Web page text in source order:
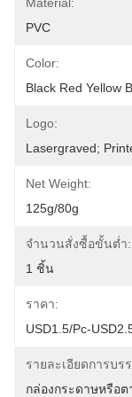
PVC
Color:
Black Red Yellow
Logo:
Lasergraved;
Net Weight:
125g/80g
จำนวนสั่งซื้อขั้นต่ำ:
1 ชิ้น
ราคา:
USD1.5/pc-
รายละเอียดการบร
กล่องกระดาษหรือ